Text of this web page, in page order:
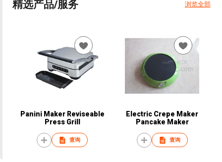
精选产品/服务 浏览全部
Panini Maker Reviseable
Press Grill
查询
Electric Crepe Maker
Pancake Maker
查询